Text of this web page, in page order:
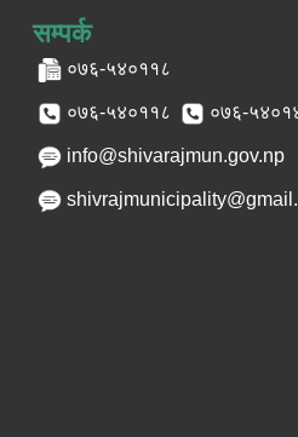
सम्पर्क
०७६-५४०११८
०७६-५४०११८ ०७६-
info@shivarajmun.gov.np